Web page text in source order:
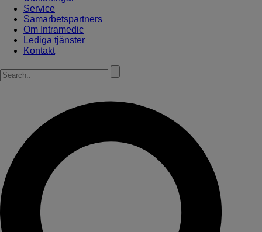
Service
Samarbetspartners
Om Intramedic
Lediga tjänster
Kontakt